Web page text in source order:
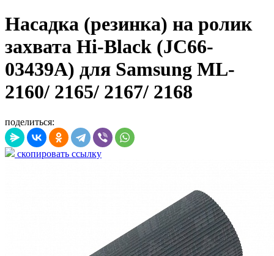
Насадка (резинка) на ролик
захвата Hi-Black (JC66-
03439A) для Samsung ML-
2160/ 2165/ 2167/ 2168
поделиться:
скопировать ссылку